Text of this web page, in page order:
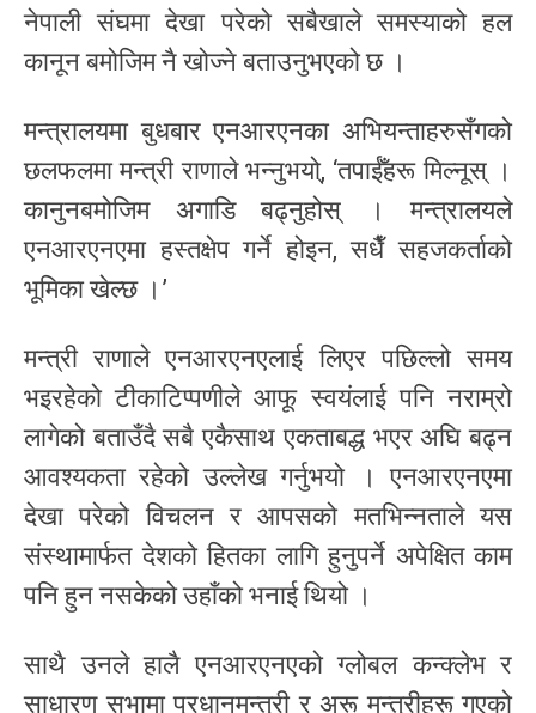
नेपाली संघमा देखा परेको सबैखाले समस्याको हल
कानून बमोजिम नै खोज्ने बताउनुभएको छ ।
मन्त्रालयमा बुधबार एनआरएनका अभियन्ताहरुसँगको
छलफलमा मन्त्री राणाले भन्नुभयो्, ‘तपाईँहरू मिल्नूस् ।
कानुनबमोजिम अगाडि बढ्नुहोस् । मन्त्रालयले
एनआरएनएमा हस्तक्षेप गर्ने होइन, सधैँ सहजकर्ताको
भूमिका खेल्छ ।’
मन्त्री राणाले एनआरएनएलाई लिएर पछिल्लो समय
भइरहेको टीकाटिप्पणीले आफू स्वयंलाई पनि नराम्रो
लागेको बताउँदै सबै एकैसाथ एकताबद्ध भएर अघि बढ्न
आवश्यकता रहेको उल्लेख गर्नुभयो । एनआरएनएमा
देखा परेको विचलन र आपसको मतभिन्नताले यस
संस्थामार्फत देशको हितका लागि हुनुपर्ने अपेक्षित काम
पनि हुन नसकेको उहाँको भनाई थियो ।
साथै उनले हालै एनआरएनएको ग्लोबल कन्क्लेभ र
साधारण सभामा प्रधानमन्त्री र अरू मन्त्रीहरू गएको